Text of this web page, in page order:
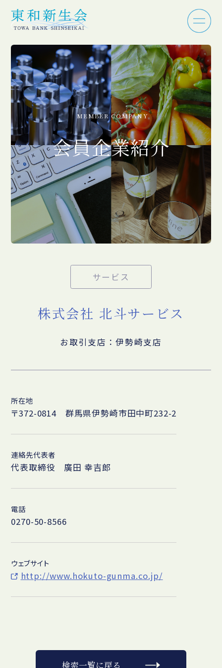
MEMBER COMPANY
会員企業紹介
サービス
株式会社 北斗サービス
お取引支店：伊勢崎支店
所在地
〒372-0814 群馬県伊勢崎市田中町232-2
連絡先代表者
代表取締役 廣田 幸吉郎
電話
0270-50-8566
ウェブサイト
http://www.hokuto-gunma.co.jp/
検索一覧に戻る